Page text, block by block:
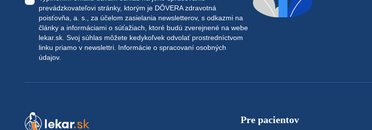
prevádzkovateľovi stránky, ktorým je DÔVERA zdravotná
poisťovňa, a. s., za účelom zasielania newsletterov, s odkazmi na
články a informáciami o súťažiach, ktoré budú zverejnené na webe
lekar.sk . Svoj súhlas môžete kedykoľvek odvolať prostredníctvom
linku priamo v newslettri. Informácie o spracovaní osobných
údajov.
Pre pacientov